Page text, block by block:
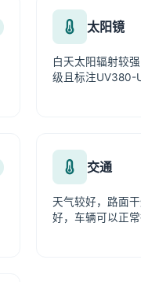
太阳镜
白天太阳辐射较
级且标注UV380-
交通
天气较好，路面
好，车辆可以正常